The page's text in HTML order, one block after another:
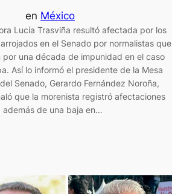
en México
Lucía Trasviña resultó afectada por los
en el Senado por normalistas que
por una década de impunidad en el caso
Así lo informó el presidente de la Mesa
Senado, Gerardo Fernández Noroña,
que la morenista registró afectaciones
además de una baja en…